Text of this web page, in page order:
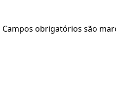
Campos obrigatórios são